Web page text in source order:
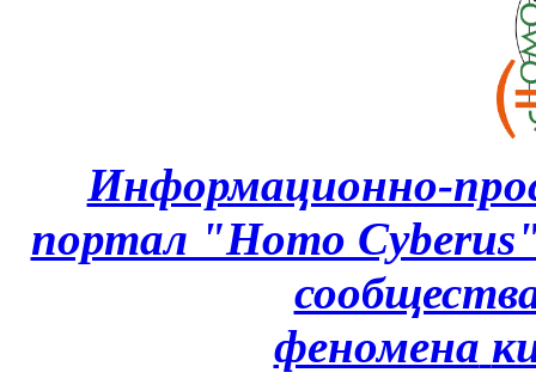
Информационно-
портал "Homo
феномена